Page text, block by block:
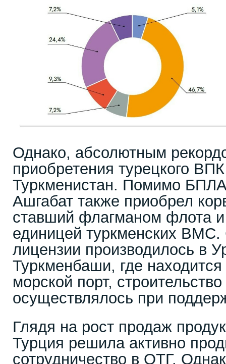
Однако, абсолютным
приобретения турецкого
Туркменистан. Помимо
Ашгабат также приобрел
ставший флагманом флота
единицей туркменских ВМС.
лицензии производилось в
Туркменбаши, где
морской порт,
осуществлялось при
Глядя на рост продаж
Турция решила активно
сотрудничество в ОТГ.